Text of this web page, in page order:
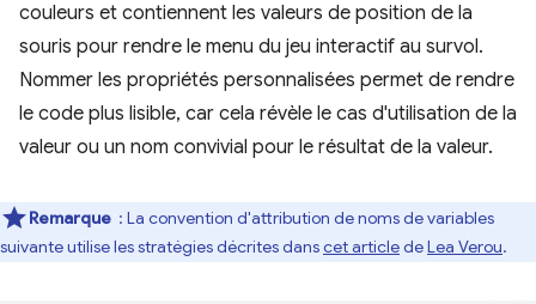
couleurs et contiennent les valeurs de position de la
souris pour rendre le menu du jeu interactif au survol.
Nommer les propriétés personnalisées permet de rendre
le code plus lisible, car cela révèle le cas d'utilisation de la
valeur ou un nom convivial pour le résultat de la valeur.
Remarque : La convention d'attribution de noms de variables
suivante utilise les stratégies décrites danscet articledeLea Verou.